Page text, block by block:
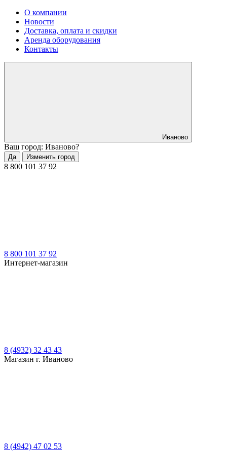
О компании
Новости
Доставка, оплата и скидки
Аренда оборудования
Контакты
Иваново
Ваш город: Иваново?
Да Изменить город
8 800 101 37 92
8 800 101 37 92
Интернет-магазин
8 (4932) 32 43 43
Магазин г. Иваново
8 (4942) 47 02 53